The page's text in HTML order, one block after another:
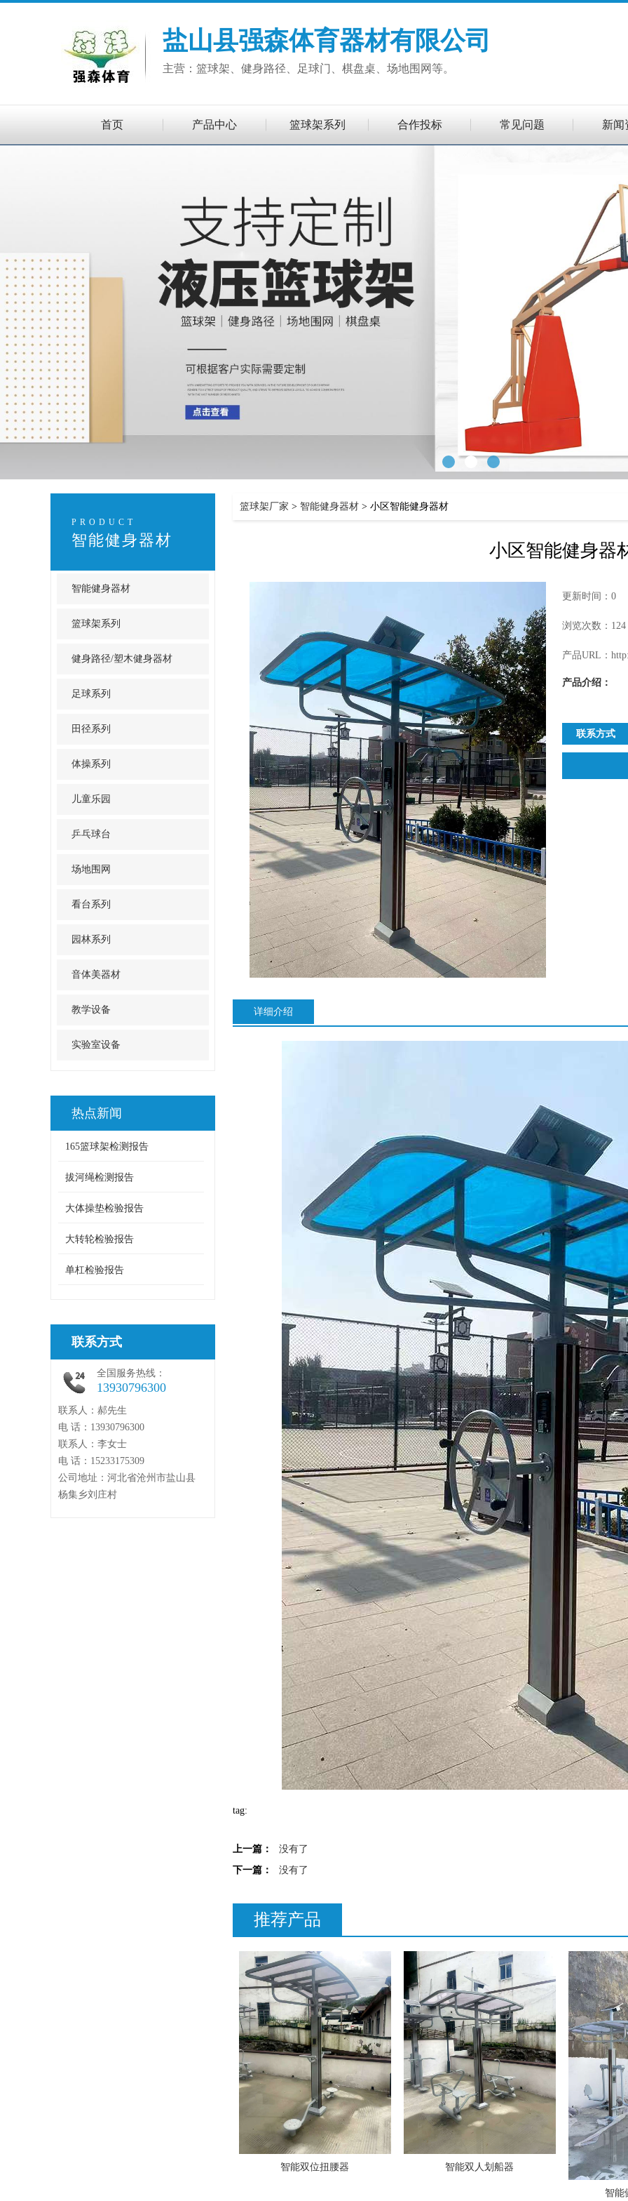
盐山县强森体育器材有限公司
主营：篮球架、健身路径、足球门、棋盘桌、场地围网等。
首页 产品中心 篮球架系列 合作投标 常见问题 新闻
PRODUCT
智能健身器材
智能健身器材
篮球架系列
健身路径/塑木健身器材
足球系列
田径系列
体操系列
儿童乐园
乒乓球台
场地围网
看台系列
园林系列
音体美器材
教学设备
实验室设备
热点新闻
165篮球架检测报告
拔河绳检测报告
大体操垫检验报告
大转轮检验报告
单杠检验报告
联系方式
全国服务热线：
13930796300
联系人：郝先生
电 话：13930796300
联系人：李女士
电 话：15233175309
公司地址：河北省沧州市盐山县
杨集乡刘庄村
篮球架厂家 > 智能健身器材 > 小区智能健身器材
小区智能健身器
更新时间：0
浏览次数：124
产品URL：
产品介绍：
联系方式
详细介绍
tag:
上一篇：
没有了
下一篇：
没有了
推荐产品
智能双位扭腰器 智能双人划船器
智能